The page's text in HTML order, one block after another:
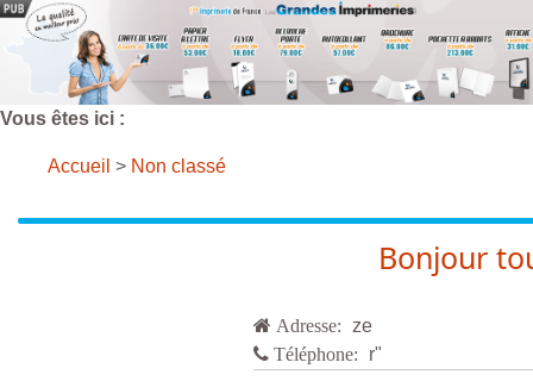
Vous êtes ici :
Accueil > Non classé
Bonjour
Adresse:
ze
Téléphone:
r"